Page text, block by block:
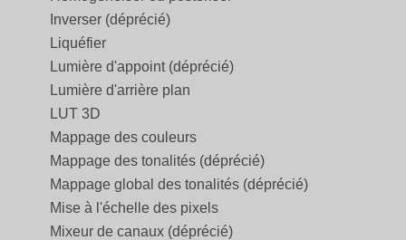
Inverser (déprécié)
Liquéfier
Lumière d'appoint (déprécié)
Lumière d'arrière plan
LUT 3D
Mappage des couleurs
Mappage des tonalités (déprécié)
Mappage global des tonalités (déprécié)
Mise à l'échelle des pixels
Mixeur de canaux (déprécié)